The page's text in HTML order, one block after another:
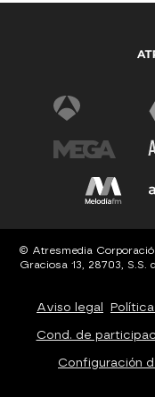
© Atresmedia
Graciosa 13, 28703, S.S.
Aviso legal
Cond. de
Configuración